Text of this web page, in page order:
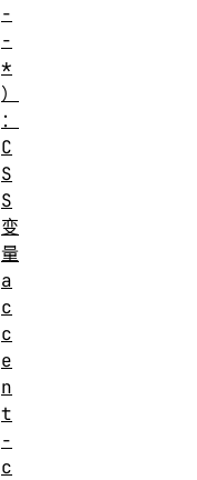
-
-
*
）
：
C
S
S
变
量
a
c
c
e
n
t
-
c